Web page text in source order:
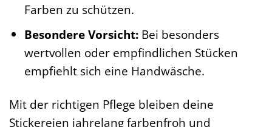
Farben zu schützen.
Besondere Vorsicht:Bei besonders
wertvollen oder empfindlichen Stücken
empfiehlt sich eine Handwäsche.
Mit der richtigen Pflege bleiben deine
Stickereien jahrelang farbenfroh und